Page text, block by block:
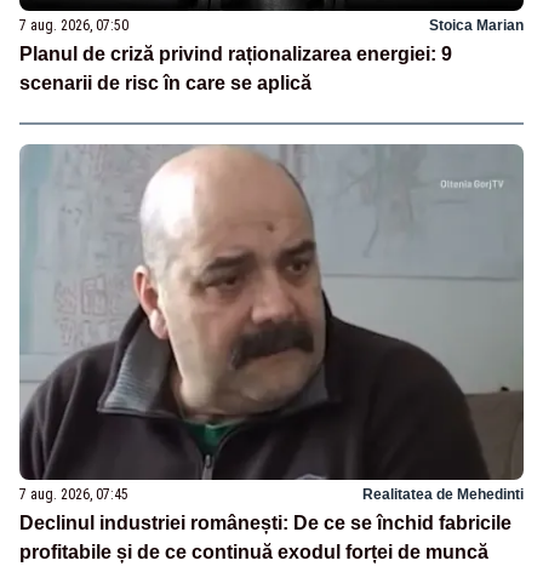
7 aug. 2026, 07:50 Stoica Marian
Planul de criză privind raționalizarea energiei: 9
scenarii de risc în care se aplică
7 aug. 2026, 07:45 Realitatea de Mehedinti
Declinul industriei românești: De ce se închid fabricile
profitabile și de ce continuă exodul forței de muncă